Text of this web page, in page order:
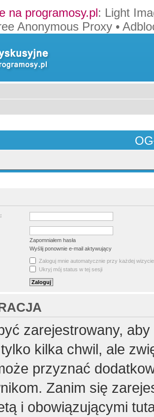
na programosy.pl: Light
Anonymous Proxy •
Zapomniałem hasła
Wyślij ponownie e-mail aktywujący
Zaloguj mnie automatycznie przy każdej wizycie
Ukryj mój status w tej sesji
zarejestrowany,
kilka chwil, ale
przyznać
Zanim się
i obowiązującymi